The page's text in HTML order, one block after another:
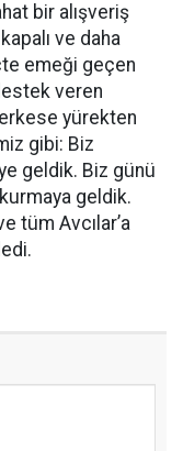
bir alışveriş
ve daha
emeği geçen
veren
yürekten
gibi: Biz
geldik. Biz günü
geldik.
tüm Avcılar’a